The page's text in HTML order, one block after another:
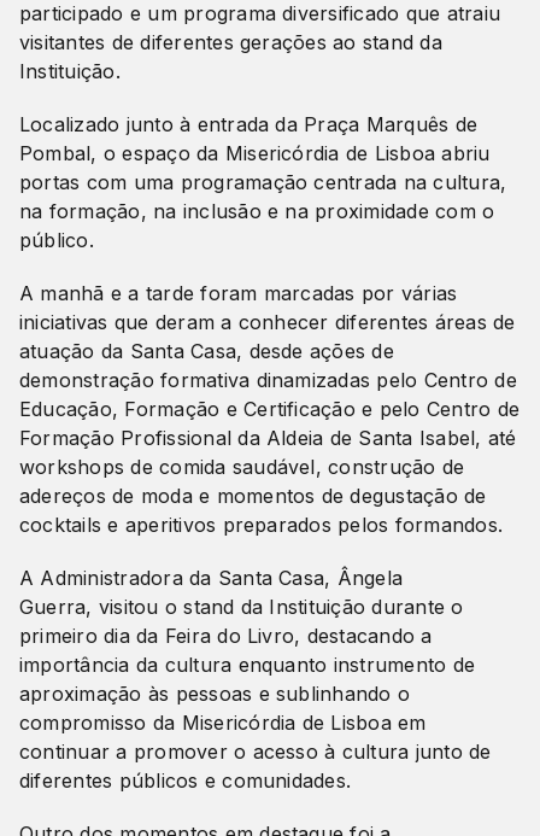
participado e um programa diversificado que atraiu
visitantes de diferentes gerações ao stand da
Instituição.
Localizado junto à entrada da Praça Marquês de
Pombal, o espaço da Misericórdia de Lisboa abriu
portas com uma programação centrada na cultura,
na formação, na inclusão e na proximidade com o
público.
A manhã e a tarde foram marcadas por várias
iniciativas que deram a conhecer diferentes áreas de
atuação da Santa Casa, desde ações de
demonstração formativa dinamizadas pelo Centro de
Educação, Formação e Certificação e pelo Centro de
Formação Profissional da Aldeia de Santa Isabel, até
workshops de comida saudável, construção de
adereços de moda e momentos de degustação de
cocktails e aperitivos preparados pelos formandos.
A Administradora da Santa Casa, Ângela
Guerra, visitou o stand da Instituição durante o
primeiro dia da Feira do Livro, destacando a
importância da cultura enquanto instrumento de
aproximação às pessoas e sublinhando o
compromisso da Misericórdia de Lisboa em
continuar a promover o acesso à cultura junto de
diferentes públicos e comunidades.